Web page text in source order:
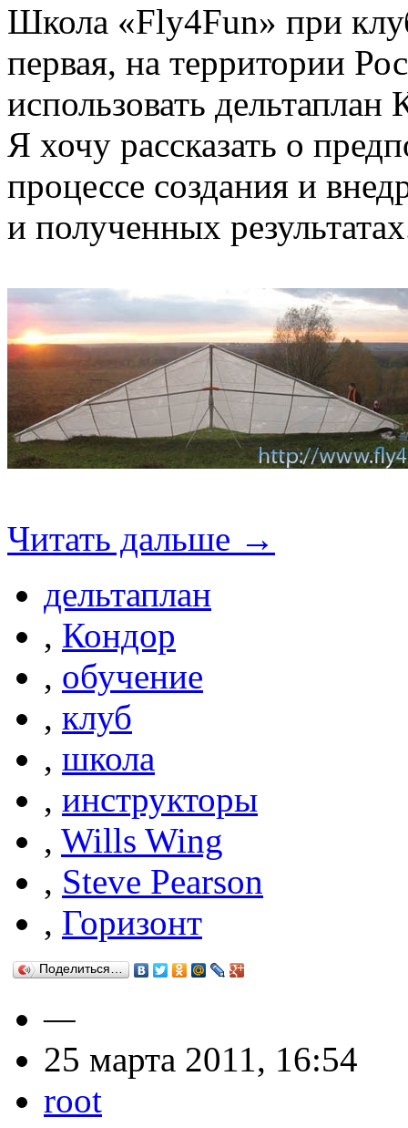
Школа «Fly4Fun» при
первая, на территории
использовать
Я хочу рассказать о
процессе создания и
и полученных
Читать дальше →
дельтаплан
, Кондор
, обучение
, клуб
, школа
, инструкторы
, Wills Wing
, Steve Pearson
, Горизонт
Поделиться…
—
25 марта 2011, 16:54
root